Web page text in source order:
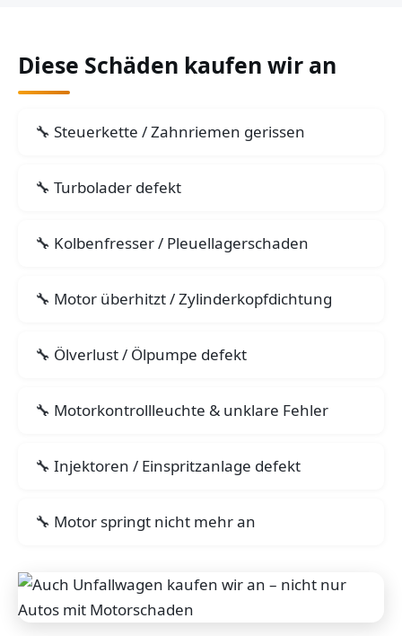
Diese Schäden kaufen wir an
Steuerkette / Zahnriemen gerissen
Turbolader defekt
Kolbenfresser / Pleuellagerschaden
Motor überhitzt / Zylinderkopfdichtung
Ölverlust / Ölpumpe defekt
Motorkontrollleuchte & unklare Fehler
Injektoren / Einspritzanlage defekt
Motor springt nicht mehr an